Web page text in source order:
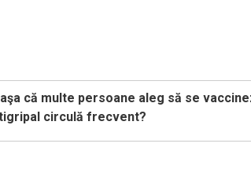
că multe persoane aleg să se
circulă frecvent?